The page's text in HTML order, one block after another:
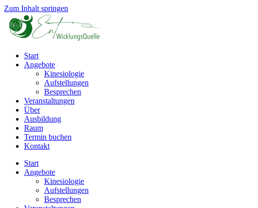
Zum Inhalt springen
Start
Angebote
Kinesiologie
Aufstellungen
Besprechen
Veranstaltungen
Über
Ausbildung
Raum
Termin buchen
Kontakt
Start
Angebote
Kinesiologie
Aufstellungen
Besprechen